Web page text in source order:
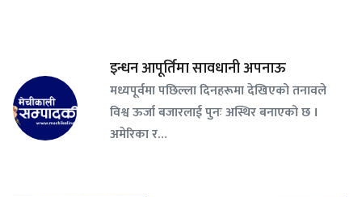
इन्धन आपूर्तिमा सावधानी अपनाऊ
मध्यपूर्वमा पछिल्ला दिनहरूमा देखिएको तनावले
विश्व ऊर्जा बजारलाई पुनः अस्थिर बनाएको छ ।
अमेरिका र…